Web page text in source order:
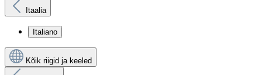
Itaalia
Italiano
Kõik riigid ja keeled